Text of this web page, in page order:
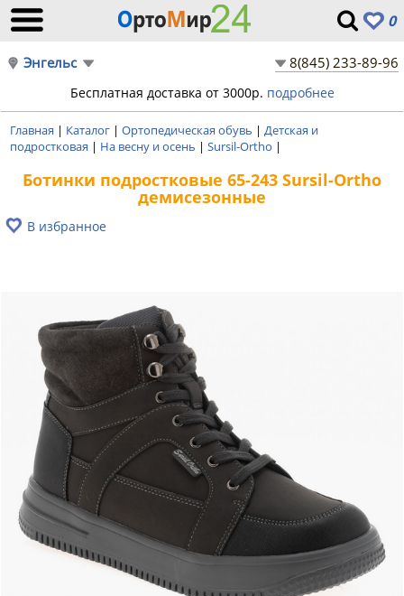
0
Энгельс 8(845) 233-89-96
Бесплатная доставка от 3000р. подробнее
Главная | Каталог | Ортопедическая обувь | Детская и
подростковая | На весну и осень | Sursil-Ortho |
Ботинки подростковые 65-243 Sursil-Ortho
демисезонные
В избранное